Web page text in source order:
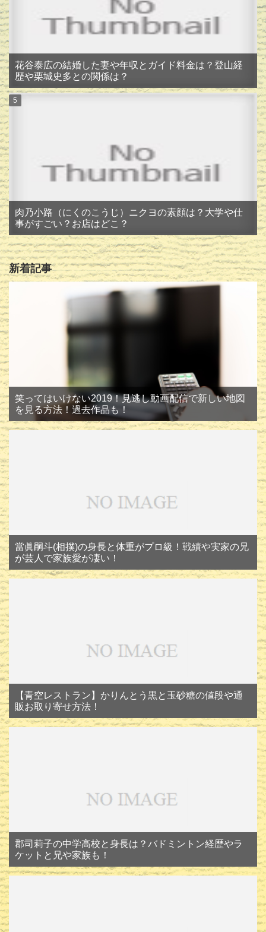
花谷泰広の結婚した妻や年収とガイド料金は？登山経
歴や栗城史多との関係は？
肉乃小路（にくのこうじ）ニクヨの素顔は？大学や仕
事がすごい？お店はどこ？
新着記事
笑ってはいけない2019！見逃し動画配信で新しい地図
を見る方法！過去作品も！
當眞嗣斗(相撲)の身長と体重がプロ級！戦績や実家の兄
が芸人で家族愛が凄い！
【青空レストラン】かりんとう黒と玉砂糖の値段や通
販お取り寄せ方法！
郡司莉子の中学高校と身長は？バドミントン経歴やラ
ケットと兄や家族も！